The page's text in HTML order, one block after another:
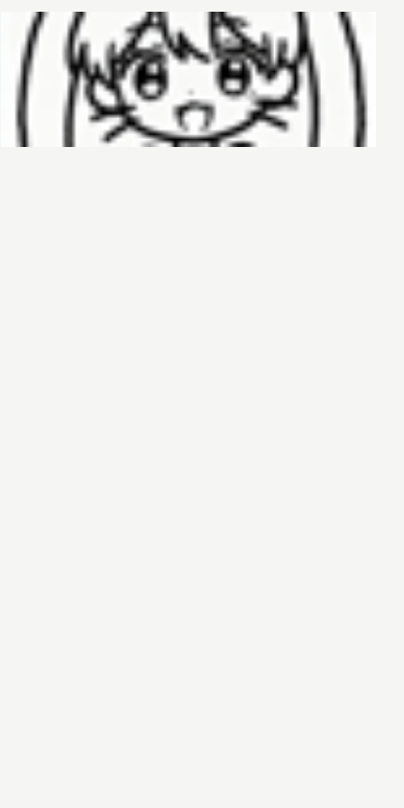
哈基榜
搜索
创建模板